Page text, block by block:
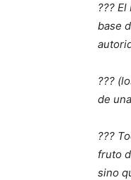
???
base
???
de
???
fruto
sino